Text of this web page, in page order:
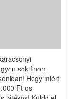
sok finom
Hogy miért
Ft-os